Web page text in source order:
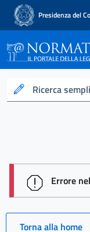
Presidenza del
Ricerca
session
Errore
Torna alla home